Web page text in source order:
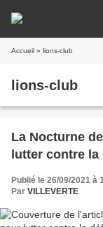
Accueil » lions-club
lions-club
La Nocturne
lutter contre
Publié le 26/09/2021 à
Par VILLEVERTE